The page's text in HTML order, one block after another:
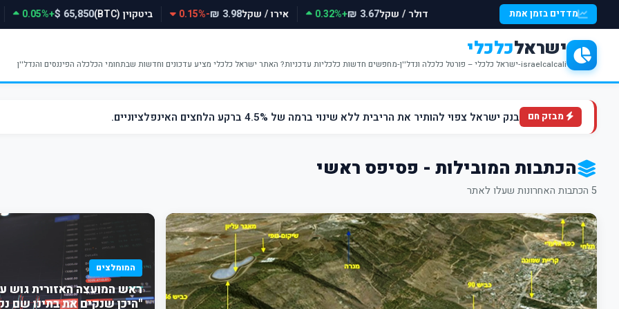
מדדים בזמן אמת דולר / שקל3.67 ₪
+0.32% אירו / שקל3.98 ₪
-0.15% ביטקוין (BTC) 65,850 $
+0.05%
ישראלכלכלי
israelcalcali-ישראל כלכלי – פורטל כלכלה ונדל''ן-מחפשים חדשות כלכליות עדכניות? האתר ישראל כלכלי מציע עדכונים וחדשות שבתחומי הכלכלה הפיננסים והנדל''ן
מבזק חם בנק ישראל צפוי להותיר את הריבית ללא שינוי ברמה של 4.5% ברקע הלחצים האינפלציוניים.
הכתבות המובילות - פסיפס ראשי
5 הכתבות האחרונות שעלו לאתר
המומלצים
ראש המועצה האזורית גוש
"היכן שנקים את בתינו שם